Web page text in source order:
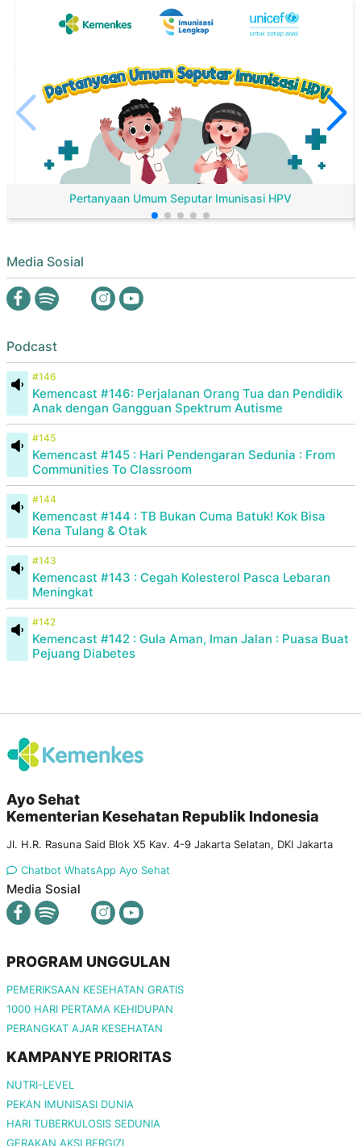
Pertanyaan Umum Seputar Imunisasi HPV
Media Sosial
Podcast
#146
Kemencast #146: Perjalanan Orang Tua dan Pendidik
Anak dengan Gangguan Spektrum Autisme
#145
Kemencast #145 : Hari Pendengaran Sedunia : From
Communities To Classroom
#144
Kemencast #144 : TB Bukan Cuma Batuk! Kok Bisa
Kena Tulang & Otak
#143
Kemencast #143 : Cegah Kolesterol Pasca Lebaran
Meningkat
#142
Kemencast #142 : Gula Aman, Iman Jalan : Puasa Buat
Pejuang Diabetes
Ayo Sehat
Kementerian Kesehatan Republik Indonesia
Jl. H.R. Rasuna Said Blok X5 Kav. 4-9 Jakarta Selatan, DKI Jakarta
Chatbot WhatsApp Ayo Sehat
Media Sosial
PROGRAM UNGGULAN
PEMERIKSAAN KESEHATAN GRATIS
1000 HARI PERTAMA KEHIDUPAN
PERANGKAT AJAR KESEHATAN
KAMPANYE PRIORITAS
NUTRI-LEVEL
PEKAN IMUNISASI DUNIA
HARI TUBERKULOSIS SEDUNIA
GERAKAN AKSI BERGIZI